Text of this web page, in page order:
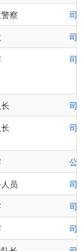
察
司
司
司
司
司
公
员
司
司
司